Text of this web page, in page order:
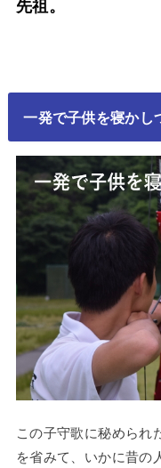
先祖。
一発で子供を寝かし
この子守歌に秘められ
を省みて、いかに昔の